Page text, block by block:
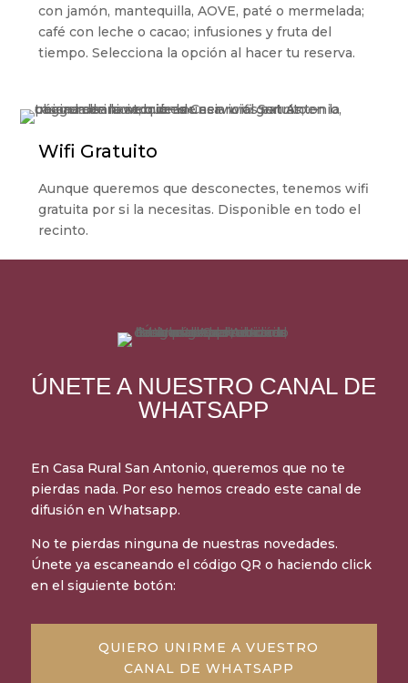
con jamón, mantequilla, AOVE, paté o mermelada;
café con leche o cacao; infusiones y fruta del
tiempo. Selecciona la opción al hacer tu reserva.
Wifi Gratuito
Aunque queremos que desconectes, tenemos wifi
gratuita por si la necesitas. Disponible en todo el
recinto.
ÚNETE A NUESTRO CANAL DE
WHATSAPP
En Casa Rural San Antonio, queremos que no te
pierdas nada. Por eso hemos creado este canal de
difusión en Whatsapp.
No te pierdas ninguna de nuestras novedades.
Únete ya escaneando el código QR o haciendo click
en el siguiente botón:
QUIERO UNIRME A VUESTRO
CANAL DE WHATSAPP